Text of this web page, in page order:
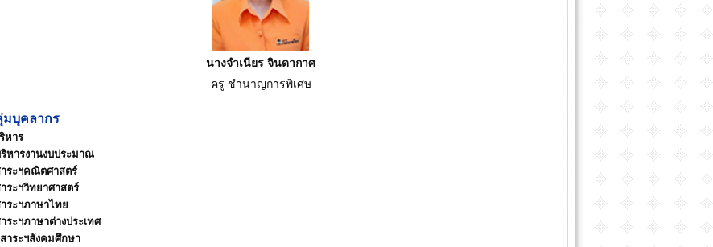
นางจำเนียร จินดากาศ
ครู ชำนาญการพิเศษ
มบุคลากร
หาร
หารงานงบประมาณ
ระฯคณิตศาสตร์
ระฯวิทยาศาสตร์
ระฯภาษาไทย
ระฯภาษาต่างประเทศ
าระฯสังคมศึกษา